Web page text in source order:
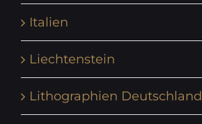
Italien
Liechtenstein
Lithographien Deutschland